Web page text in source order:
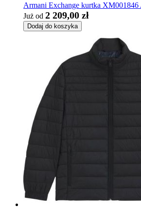
Armani Exchange kurtka XM001846
Już od 2 209,00 zł
Dodaj do koszyka